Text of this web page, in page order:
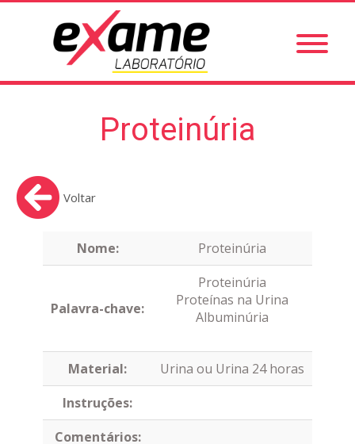
Proteinúria
Voltar
Nome: Proteinúria
Palavra-chave:
Proteinúria
Proteínas na Urina
Albuminúria
Material:
Urina ou Urina 24 horas
Instruções:
Comentários: